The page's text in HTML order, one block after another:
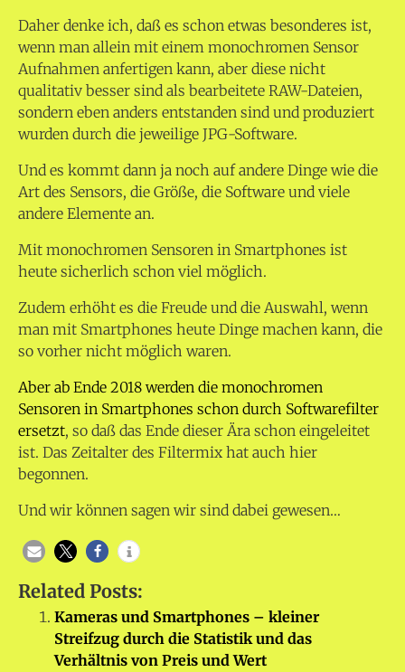
Daher denke ich, daß es schon etwas besonderes ist,
wenn man allein mit einem monochromen Sensor
Aufnahmen anfertigen kann, aber diese nicht
qualitativ besser sind als bearbeitete RAW-Dateien,
sondern eben anders entstanden sind und produziert
wurden durch die jeweilige JPG-Software.
Und es kommt dann ja noch auf andere Dinge wie die
Art des Sensors, die Größe, die Software und viele
andere Elemente an.
Mit monochromen Sensoren in Smartphones ist
heute sicherlich schon viel möglich.
Zudem erhöht es die Freude und die Auswahl, wenn
man mit Smartphones heute Dinge machen kann, die
so vorher nicht möglich waren.
Aber ab Ende 2018 werden die monochromen
Sensoren in Smartphones schon durch Softwarefilter
ersetzt, so daß das Ende dieser Ära schon eingeleitet
ist. Das Zeitalter des Filtermix hat auch hier
begonnen.
Und wir können sagen wir sind dabei gewesen…
Related Posts:
Kameras und Smartphones – kleiner
Streifzug durch die Statistik und das
Verhältnis von Preis und Wert